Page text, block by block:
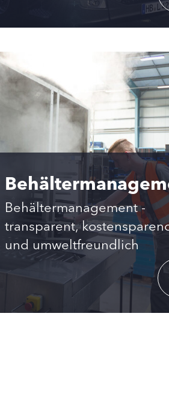
Behältermanagement -
transparent,
und umweltfreundlich